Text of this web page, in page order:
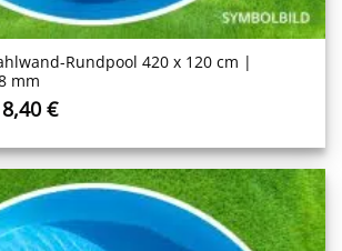
Rundpool 420 x 120 cm |
mm
€
€Aktueller
ist:
1.218,40 €.